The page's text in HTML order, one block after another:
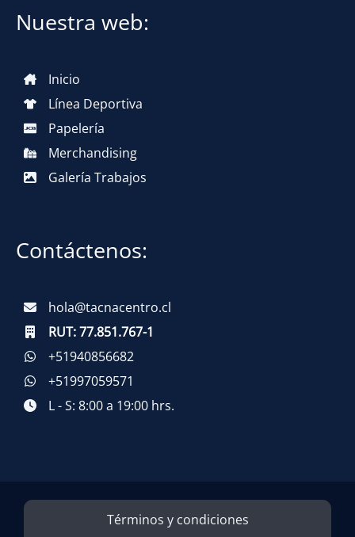
Nuestra web:
Inicio
Línea Deportiva
Papelería
Merchandising
Galería Trabajos
Contáctenos:
hola@tacnacentro.cl
RUT:77.851.767-1
+51940856682
+51997059571
L - S: 8:00 a 19:00 hrs.
Términos y condiciones